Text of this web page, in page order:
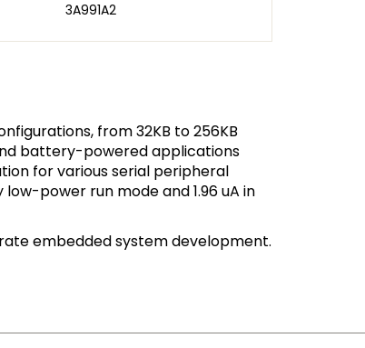
3A991A2
from 32KB to 256KB
battery-powered applications
for various serial peripheral
power run mode and 1.96 uA in
embedded system development.